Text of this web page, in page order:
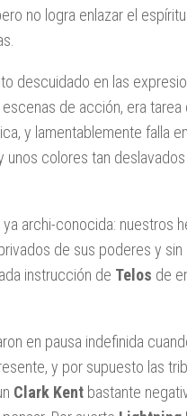
no logra enlazar el
descuidado en las
de acción, era
y lamentablemente falla
unos colores tan
archi-conocida: nuestros
de sus poderes y
instrucción de Telos de
en pausa indefinida
y por supuesto las
Clark Kent bastante